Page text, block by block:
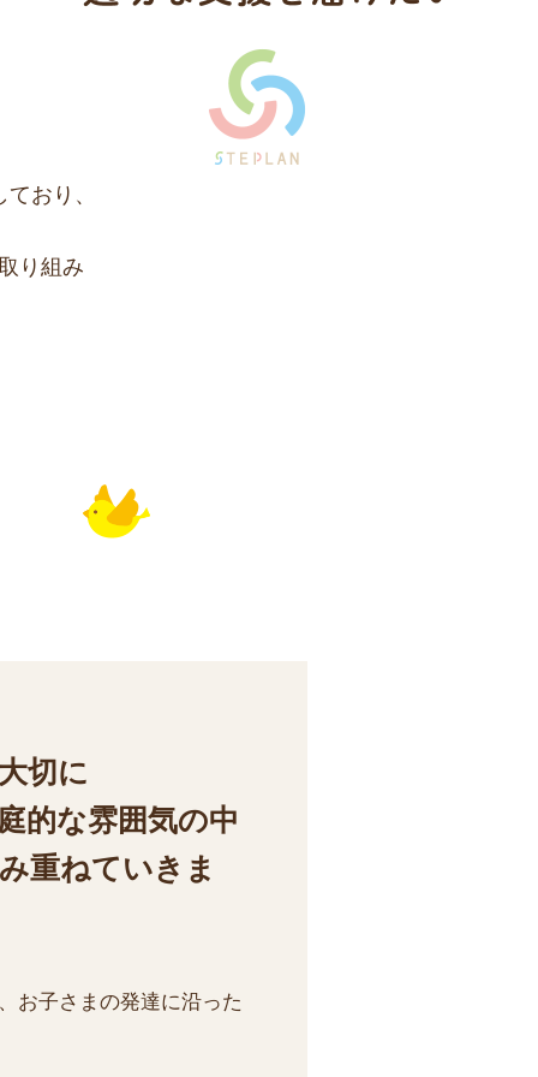
おり、
り組み
切に
的な雰囲気の中
重ねていきま
お子さまの発達に沿った